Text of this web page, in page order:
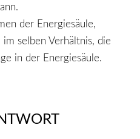
der Energiesäule,
selben Verhältnis, die
in der Energiesäule.